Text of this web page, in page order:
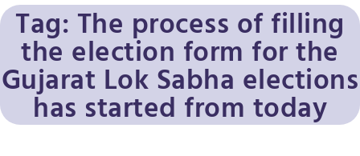
Tag: The process of filling
the election form for the
Gujarat Lok Sabha elections
has started from today